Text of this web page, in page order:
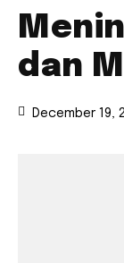
dan
December 19,